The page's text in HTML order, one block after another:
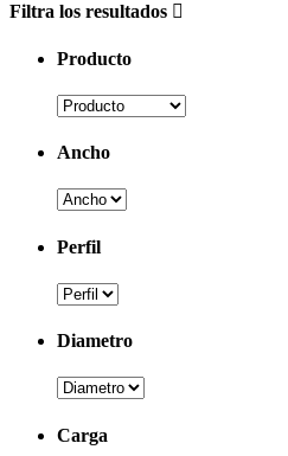
Filtra los resultados
Producto
Ancho
Perfil
Diametro
Carga